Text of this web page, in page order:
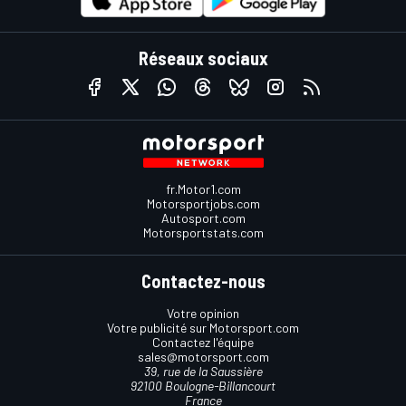
Réseaux sociaux
fr.Motor1.com
Motorsportjobs.com
Autosport.com
Motorsportstats.com
Contactez-nous
Votre opinion
Votre publicité sur Motorsport.com
Contactez l'équipe
sales@motorsport.com
39, rue de la Saussière
92100 Boulogne-Billancourt
France